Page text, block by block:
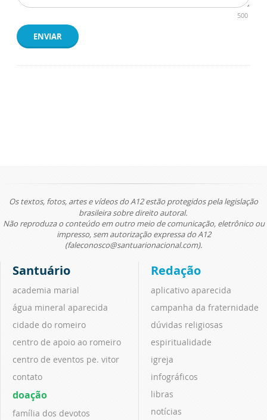
500
ENVIAR
Os textos, fotos, artes e vídeos do A12 estão protegidos pela legislação
brasileira sobre direito autoral.
Não reproduza o conteúdo em outro meio de comunicação, eletrônico ou
impresso, sem autorização expressa do A12
(faleconosco@santuarionacional.com).
Santuário
academia marial
água mineral aparecida
cidade do romeiro
centro de apoio ao romeiro
centro de eventos pe. vitor
contato
doação
família dos devotos
Redação
aplicativo aparecida
campanha da fraternidade
dúvidas religiosas
espiritualidade
igreja
infográficos
libras
notícias